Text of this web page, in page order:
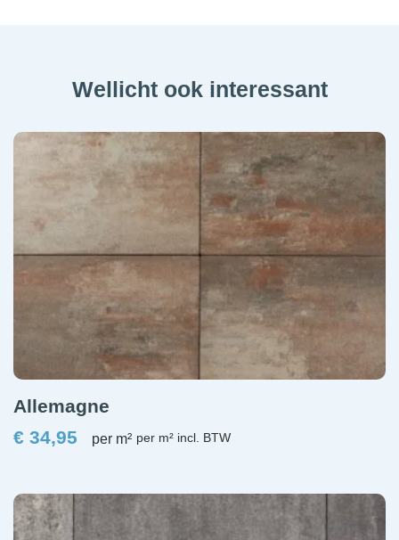
Wellicht ook interessant
Allemagne
€ 34,95 per m²